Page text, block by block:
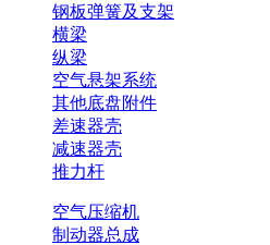
钢板弹簧及支架
横梁
纵梁
空气悬架系统
其他底盘附件
差速器壳
减速器壳
推力杆
空气压缩机
制动器总成